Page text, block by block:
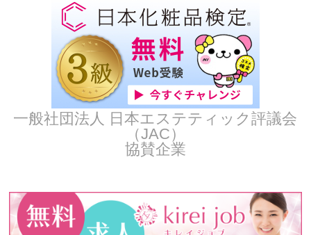
一般社団法人 日本エステティック評議会
（JAC）
協賛企業